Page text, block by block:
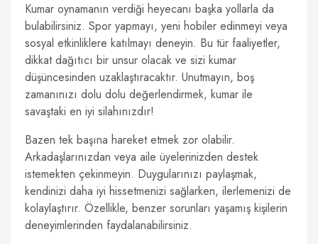
Kumar oynamanın verdiği heyecanı başka yollarla da
bulabilirsiniz. Spor yapmayı, yeni hobiler edinmeyi veya
sosyal etkinliklere katılmayı deneyin. Bu tür faaliyetler,
dikkat dağıtıcı bir unsur olacak ve sizi kumar
düşüncesinden uzaklaştıracaktır. Unutmayın, boş
zamanınızı dolu dolu değerlendirmek, kumar ile
savaştaki en iyi silahınızdır!
Bazen tek başına hareket etmek zor olabilir.
Arkadaşlarınızdan veya aile üyelerinizden destek
istemekten çekinmeyin. Duygularınızı paylaşmak,
kendinizi daha iyi hissetmenizi sağlarken, ilerlemenizi de
kolaylaştırır. Özellikle, benzer sorunları yaşamış kişilerin
deneyimlerinden faydalanabilirsiniz.